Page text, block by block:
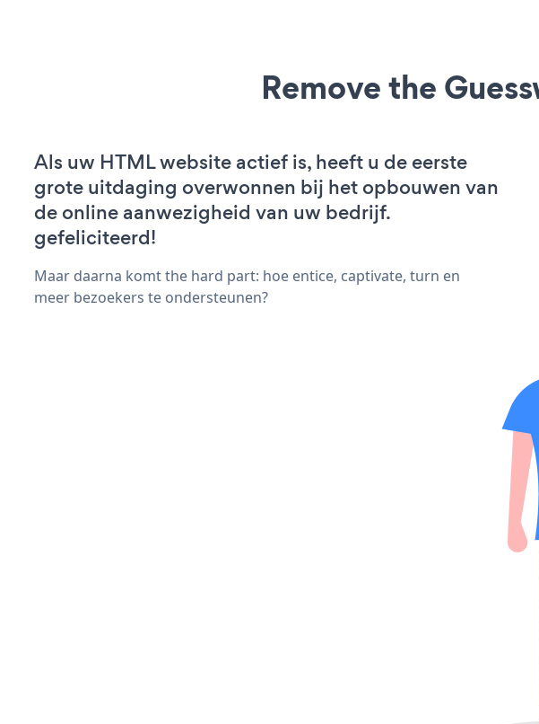
Remove the
Als uw HTML website actief is, heeft u de eerste
grote uitdaging overwonnen bij het opbouwen van
de online aanwezigheid van uw bedrijf.
gefeliciteerd!
Maar daarna komt the hard part: hoe entice, captivate, turn en
meer bezoekers te ondersteunen?